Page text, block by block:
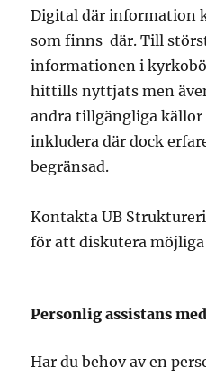
Digital där information
som finns där. Till
informationen i
hittills nyttjats men
andra tillgängliga
inkludera där dock
begränsad.
Kontakta UB
för att diskutera
Personlig assistans
Har du behov av en